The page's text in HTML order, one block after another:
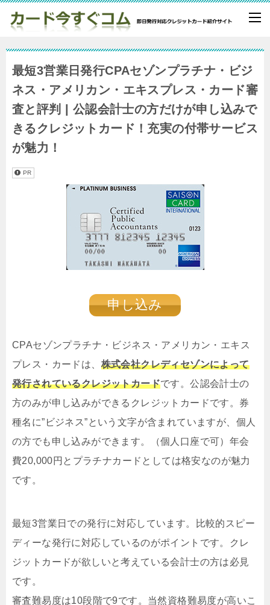
最短3営業日発行CPAセゾンプラチナ・ビジ
ネス・アメリカン・エキスプレス・カード審
査と評判 | 公認会計士の方だけが申し込みで
きるクレジットカード！充実の付帯サービス
が魅力！
PR
申し込み
CPAセゾンプラチナ・ビジネス・アメリカン・エキス
プレス・カードは、 株式会社クレディセゾンによって
発行されているクレジットカードです。公認会計士の
方のみが申し込みができるクレジットカードです。券
種名に”ビジネス”という文字が含まれていますが、個人
の方でも申し込みができます。（個人口座で可）年会
費20,000円とプラチナカードとしては格安なのが魅力
です。
最短3営業日での発行に対応しています。比較的スピー
ディーな発行に対応しているのがポイントです。クレ
ジットカードが欲しいと考えている会計士の方は必見
です。
審査難易度は10段階で9です。当然資格難易度が高いこ